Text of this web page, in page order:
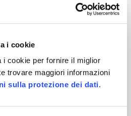
i cookie
cookie per fornire il miglior
trovare maggiori informazioni
sulla protezione dei dati.
è a vostra disposizione